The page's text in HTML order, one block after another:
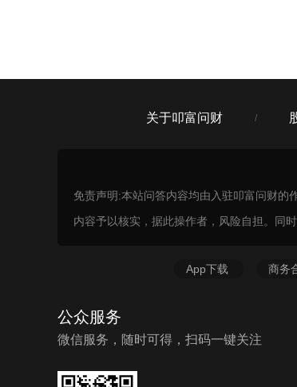
关于叩富问财 /
免责声明:本站问答内容均由入驻叩富问财的
内容予以核实，据此操作者，风险自担。同
App下载 商务
公众服务
微信服务，随时可得，扫码一键关注